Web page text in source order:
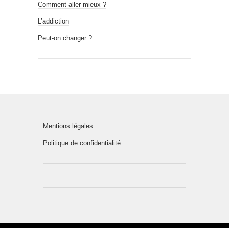
Comment aller mieux ?
L’addiction
Peut-on changer ?
Mentions légales
Politique de confidentialité